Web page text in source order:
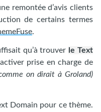
remontée d’avis clients
de certains termes
.
qu’à trouver le Text
prise en charge de
on dirait à Groland)
Domain pour ce thème.